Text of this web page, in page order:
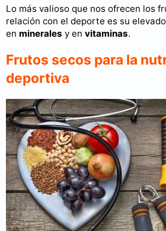
Lo más valioso que nos ofrecen los
relación con el deporte es su
en minerales y en vitaminas.
Frutos secos para la
deportiva